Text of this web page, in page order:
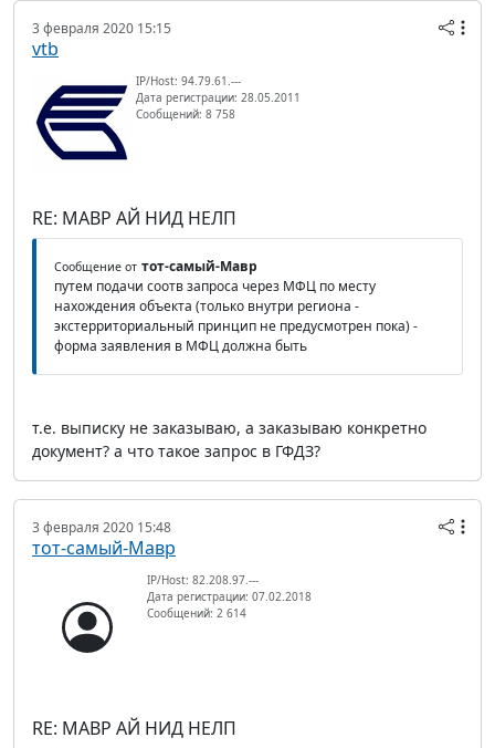
3 февраля 2020 15:15
vtb
IP/Host: 94.79.61.---
Дата регистрации: 28.05.2011
Сообщений: 8 758
RE: МАВР АЙ НИД НЕЛП
Сообщение от тот-самый-Мавр
путем подачи соотв запроса через МФЦ по месту
нахождения объекта (только внутри региона -
экстерриториальный принцип не предусмотрен пока) -
форма заявления в МФЦ должна быть
т.е. выписку не заказываю, а заказываю конкретно
документ? а что такое запрос в ГФДЗ?
3 февраля 2020 15:48
тот-самый-Мавр
IP/Host: 82.208.97.---
Дата регистрации: 07.02.2018
Сообщений: 2 614
RE: МАВР АЙ НИД НЕЛП